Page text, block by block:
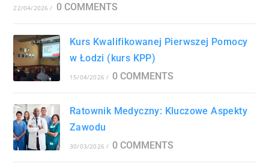
22/04/2026 / 0 COMMENTS
Kurs Kwalifikowanej Pierwszej Pomocy
w Łodzi (kurs KPP)
15/04/2026 / 0 COMMENTS
Ratownik Medyczny: Kluczowe Aspekty
Zawodu
30/03/2026 / 0 COMMENTS